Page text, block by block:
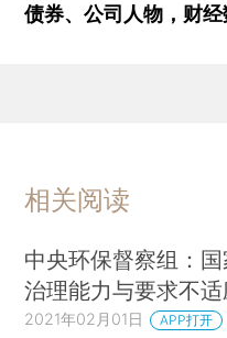
债券、公司人物，财经
相关阅读
中央环保督察组：
治理能力与要求不适
2021年02月01日 APP打开